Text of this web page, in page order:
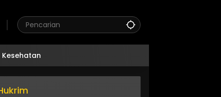
Kesehatan